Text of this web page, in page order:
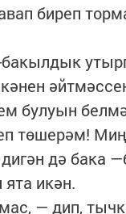
биреп
булуын
төшерәм!
дә бака
икән.
— дип,